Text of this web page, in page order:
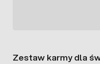
Zestaw karmy dla